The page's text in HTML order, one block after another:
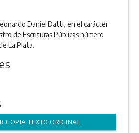
Daniel Datti, en el carácter
de Escrituras Públicas número
La Plata.
COPIA TEXTO ORIGINAL